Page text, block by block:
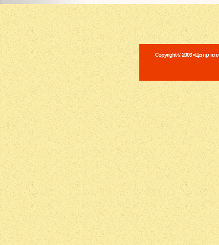
Copyright © 2006 «Центр